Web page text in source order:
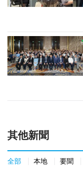
其他新聞
全部 本地 要聞